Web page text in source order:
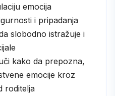
emocija
i pripadanja
slobodno istražuje i
kako da prepozna,
emocije kroz
roditelja